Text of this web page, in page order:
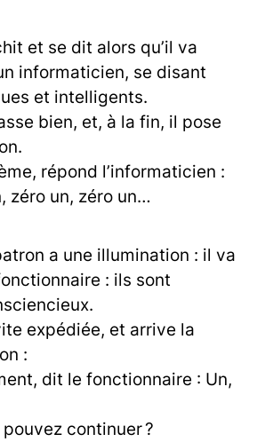
et se dit alors qu’il va
informaticien, se disant
et intelligents.
bien, et, à la fin, il pose
répond l’informaticien :
zéro un, zéro un…
a une illumination : il va
: ils sont
expédiée, et arrive la
:
dit le fonctionnaire : Un,
continuer ?